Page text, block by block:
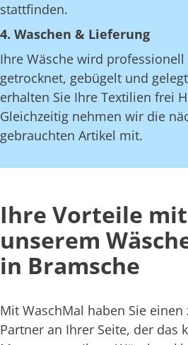
stattfinden.
4. Waschen & Lieferung
Ihre Wäsche wird professionell
getrocknet, gebügelt und
erhalten Sie Ihre Textilien frei
Gleichzeitig nehmen wir die
gebrauchten Artikel mit.
Ihre Vorteile mit
unserem
in Bramsche
Mit WaschMal haben Sie einen
Partner an Ihrer Seite, der das